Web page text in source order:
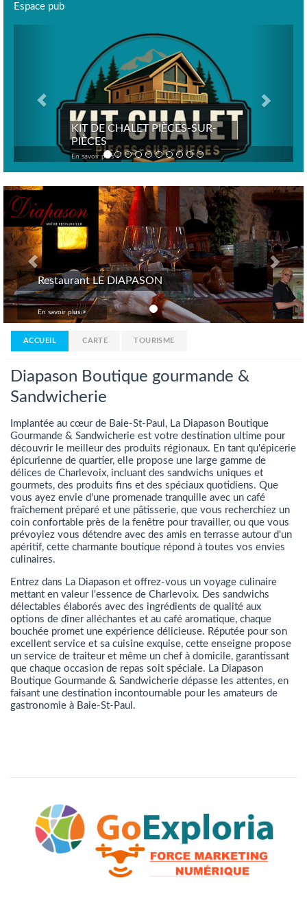
Espace pub
KIT DE CHALET PIÈCES-SUR-
PIÈCES
En savoir plus >
Restaurant LE DIAPASON
En savoir plus >
Previous
ACCUEIL CARTE TOURISME
Diapason Boutique gourmande &
Sandwicherie
Implantée au cœur de Baie-St-Paul, La Diapason Boutique
Gourmande & Sandwicherie est votre destination ultime pour
découvrir le meilleur des produits régionaux. En tant qu'épicerie
épicurienne de quartier, elle propose une large gamme de
délices de Charlevoix, incluant des sandwichs uniques et
gourmets, des produits fins et des spéciaux quotidiens. Que
vous ayez envie d'une promenade tranquille avec un café
fraîchement préparé et une pâtisserie, que vous recherchiez un
coin confortable près de la fenêtre pour travailler, ou que vous
prévoyiez vous détendre avec des amis en terrasse autour d'un
apéritif, cette charmante boutique répond à toutes vos envies
culinaires.
Entrez dans La Diapason et offrez-vous un voyage culinaire
mettant en valeur l'essence de Charlevoix. Des sandwichs
délectables élaborés avec des ingrédients de qualité aux
options de dîner alléchantes et au café aromatique, chaque
bouchée promet une expérience délicieuse. Réputée pour son
excellent service et sa cuisine exquise, cette enseigne propose
un service de traiteur et même un chef à domicile, garantissant
que chaque occasion de repas soit spéciale. La Diapason
Boutique Gourmande & Sandwicherie dépasse les attentes, en
faisant une destination incontournable pour les amateurs de
gastronomie à Baie-St-Paul.